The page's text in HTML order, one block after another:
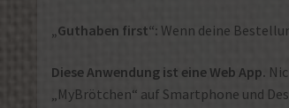
„Guthaben first“: Wenn deine
Diese Anwendung ist eine Web App.
„MyBrötchen“ auf Smartphone und